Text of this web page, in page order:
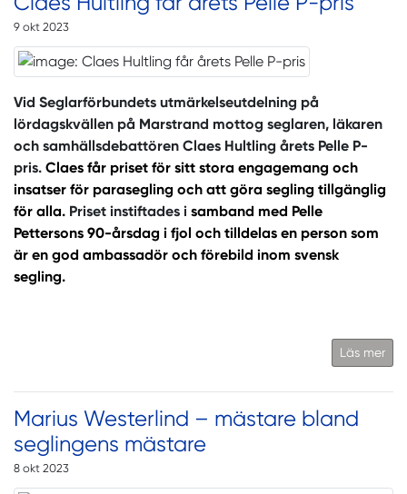
9 okt 2023
Vid Seglarförbundets utmärkelseutdelning på
lördagskvällen på Marstrand mottog seglaren, läkaren
och samhällsdebattören Claes Hultling årets Pelle P-
pris. Claes får priset för sitt stora engagemang och
insatser för parasegling och att göra segling tillgänglig
för alla. Priset instiftades i samband med Pelle
Pettersons 90-årsdag i fjol och tilldelas en person som
är en god ambassadör och förebild inom svensk
segling.
Läs mer
Marius Westerlind – mästare bland
seglingens mästare
8 okt 2023